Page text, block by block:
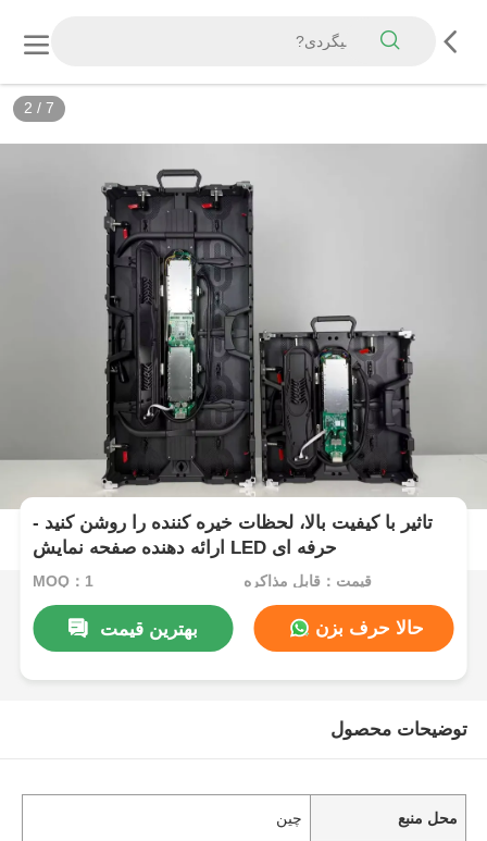
3 / 7
تاثیر با کیفیت بالا، لحظات خیره کننده را روشن کنید -
ارائه دهنده صفحه نمایش LED حرفه ای
MOQ：1 قیمت：قابل مذاکره
بهترین قیمت حالا حرف بزن
توضیحات محصول
محل منبع چین